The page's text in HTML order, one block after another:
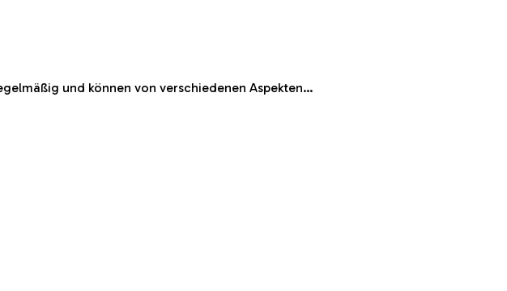
und können von verschiedenen Aspekten…